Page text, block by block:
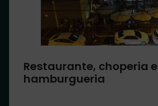
Restaurante, choperia e
hamburgueria